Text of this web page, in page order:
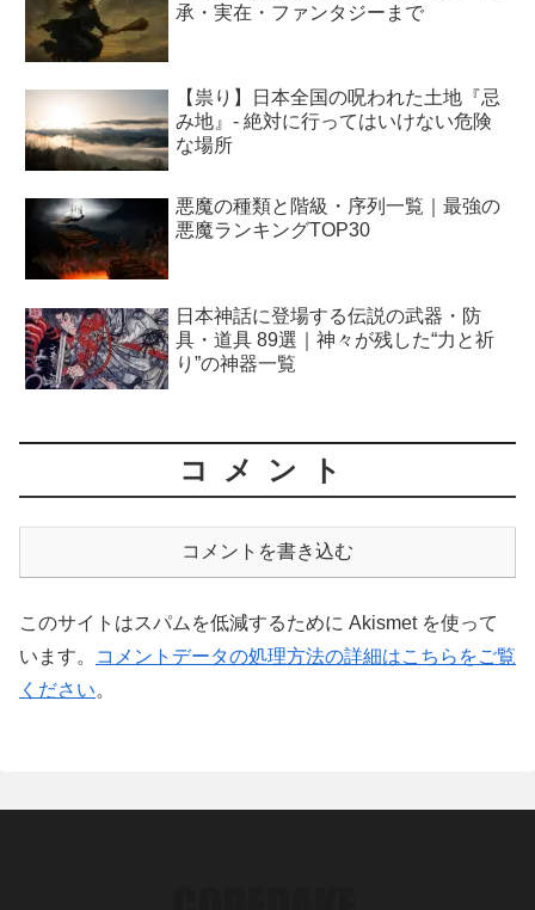
承・実在・ファンタジーまで
【祟り】日本全国の呪われた土地『忌
み地』- 絶対に行ってはいけない危険
な場所
悪魔の種類と階級・序列一覧｜最強の
悪魔ランキングTOP30
日本神話に登場する伝説の武器・防
具・道具 89選｜神々が残した“力と祈
り”の神器一覧
コメント
コメントを書き込む
このサイトはスパムを低減するために Akismet を使って
います。
コメントデータの処理方法の詳細はこちらをご覧
ください。